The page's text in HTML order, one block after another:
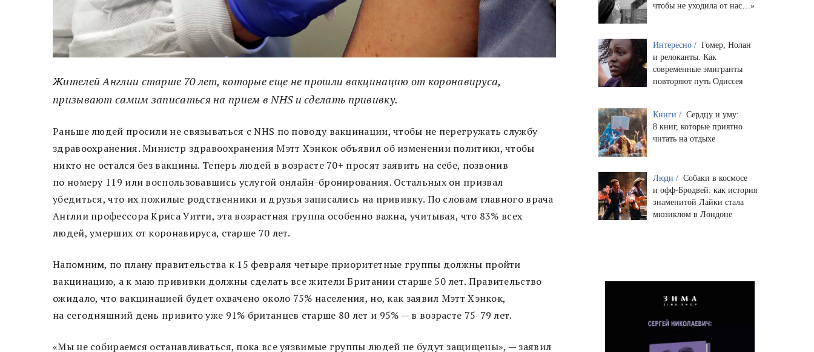
Жителей Англии старше 70 лет, которые еще не прошли вакцинацию от коронавируса,
призывают самим записаться на прием в NHS и сделать прививку.
Раньше людей просили не связываться с NHS по поводу вакцинации, чтобы не перегружать службу
здравоохранения. Министр здравоохранения Мэтт Хэнкок объявил об изменении политики, чтобы
никто не остался без вакцины. Теперь людей в возрасте 70+ просят заявить на себе, позвонив
по номеру 119 или воспользовавшись услугой онлайн-бронирования. Остальных он призвал
убедиться, что их пожилые родственники и друзья записались на прививку. По словам главного врача
Англии профессора Криса Уитти, эта возрастная группа особенно важна, учитывая, что 83% всех
людей, умерших от коронавируса, старше 70 лет.
Напомним, по плану правительства к 15 февраля четыре приоритетные группы должны пройти
вакцинацию, а к маю прививки должны сделать все жители Британии старше 50 лет. Правительство
ожидало, что вакцинацией будет охвачено около 75% населения, но, как заявил Мэтт Хэнкок,
на сегодняшний день привито уже 91% британцев старше 80 лет и 95% — в возрасте 75-79 лет.
«Мы не собираемся останавливаться, пока все уязвимые группы людей не будут защищены», — заявил
чтобы не уходила от нас…»
Интересно / Гомер, Нолан
и релоканты. Как
современные эмигранты
повторяют путь Одиссея
Книги / Сердцу и уму:
8 книг, которые приятно
читать на отдыхе
Люди / Собаки в космосе
и офф-Бродвей: как история
знаменитой Лайки стала
мюзиклом в Лондоне